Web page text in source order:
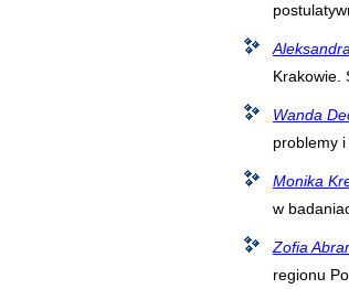
Krakowie.
Wanda
problemy
Monika
w
Zofia
regionu